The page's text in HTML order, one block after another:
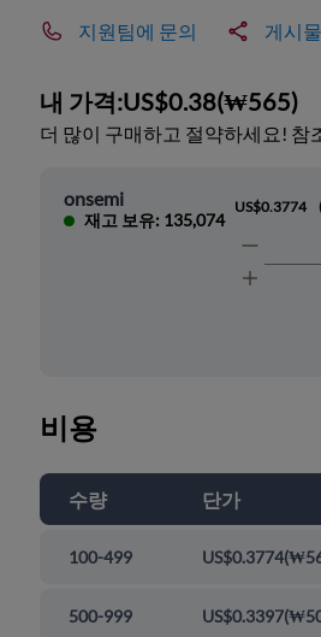
지원팀에 문의 게시
내 가격:US$0.38(₩565)
더 많이 구매하고 절약하세요! 참
onsemi
재고 보유: 135,074
US$0.3774
비용
수량 단가
100-499 US$0.3774(
500-999 US$0.3397(